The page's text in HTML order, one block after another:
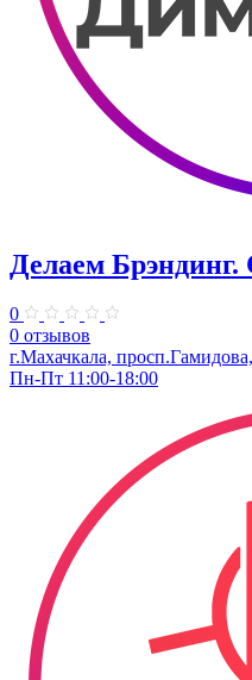
Делаем Брэндинг.
0
0 отзывов
г.Махачкала,
Пн-Пт 11:00-18:00